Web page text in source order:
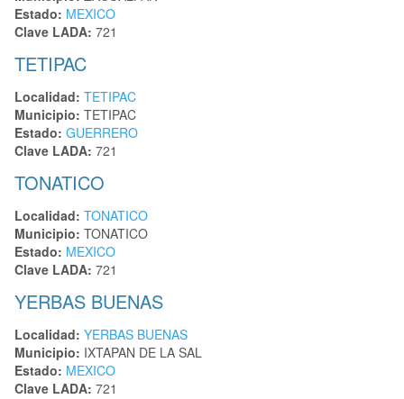
Estado: MEXICO
Clave LADA: 721
TETIPAC
Localidad: TETIPAC
Municipio: TETIPAC
Estado: GUERRERO
Clave LADA: 721
TONATICO
Localidad: TONATICO
Municipio: TONATICO
Estado: MEXICO
Clave LADA: 721
YERBAS BUENAS
Localidad: YERBAS BUENAS
Municipio: IXTAPAN DE LA SAL
Estado: MEXICO
Clave LADA: 721